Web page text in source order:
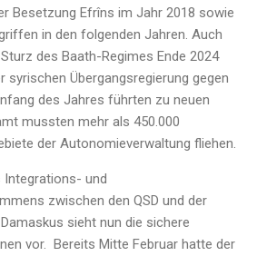
Besetzung Efrîns im Jahr 2018 sowie
in den folgenden Jahren. Auch
des Baath-Regimes Ende 2024
syrischen Übergangsregierung gegen
des Jahres führten zu neuen
mussten mehr als 450.000
der Autonomieverwaltung fliehen.
Integrations- und
zwischen den QSD und der
sieht nun die sichere
vor. Bereits Mitte Februar hatte der